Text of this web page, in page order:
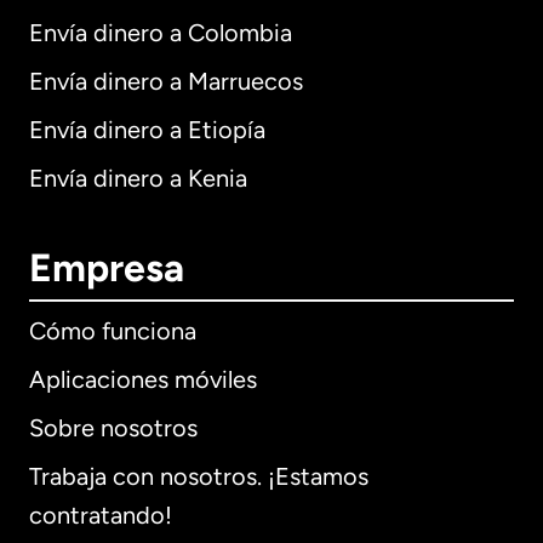
Envía dinero a Colombia
Envía dinero a Marruecos
Envía dinero a Etiopía
Envía dinero a Kenia
Empresa
Cómo funciona
Aplicaciones móviles
Sobre nosotros
Trabaja con nosotros. ¡Estamos
contratando!